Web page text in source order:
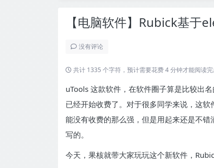
【电脑软件】Rubick基于
没有评论
共计 1335 个字符，预计需要花费 4 分钟才能阅读完
uTools 这款软件，在软件圈子算是比较出
已经开始收费了。对于很多同学来说，这
能没有收费的那么强，但是用起来还是不
写的。
今天，果核就带大家玩玩这个新软件，